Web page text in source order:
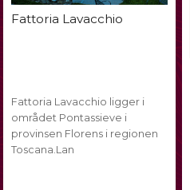
Fattoria Lavacchio
Fattoria Lavacchio ligger i
området Pontassieve i
provinsen Florens i regionen
Toscana.Lan